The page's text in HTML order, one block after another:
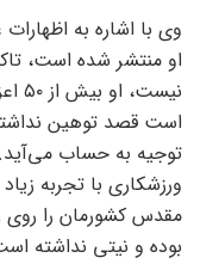
وی با اشاره به
او منتشر شده است،
است قصد توهین
توجیه به حساب
ورزشکاری با تجربه
مقدس کشورمان را
بوده و نیتی نداشته